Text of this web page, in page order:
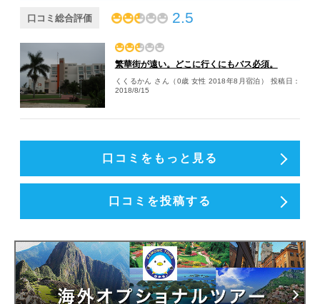
口コミ総合評価 2.5
繁華街が遠い。どこに行くにもバス必須。
くくるかん さん（0歳 女性 2018年8月宿泊）
投稿日：
2018/8/15
口コミをもっと見る
口コミを投稿する